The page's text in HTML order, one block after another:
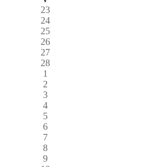
23
24
25
26
27
28
1
2
3
4
5
6
7
8
9